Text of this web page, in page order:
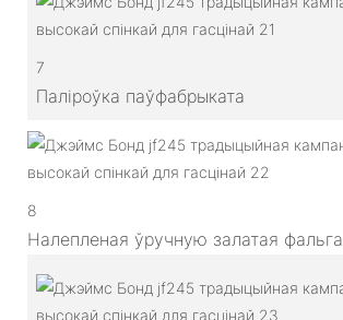
7
Паліроўка паўфабрыката
8
Налепленая ўручную залатая